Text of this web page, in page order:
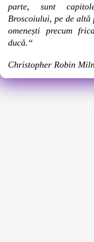
parte, sunt
Broscoiului, pe de altă
omenești precum
ducă.“
Christopher Robin